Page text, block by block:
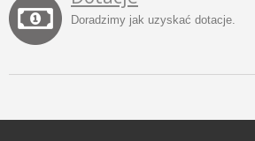
Doradzimy jak uzyskać dotacje.